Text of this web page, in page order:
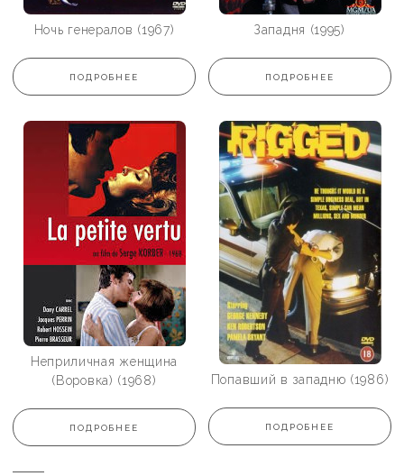
Ночь генералов (1967)
ПОДРОБНЕЕ
Западня (1995)
ПОДРОБНЕЕ
Неприличная женщина
(Воровка) (1968)
ПОДРОБНЕЕ
Попавший в западню (1986)
ПОДРОБНЕЕ